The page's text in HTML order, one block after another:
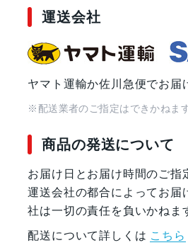
運送会社
ヤマト運輸か佐川急便でお届
※配送業者のご指定はできかねます
商品の発送について
お届け日とお届け時間のご指
運送会社の都合によってお届
社は一切の責任を負いかねま
配送について詳しくは こちら